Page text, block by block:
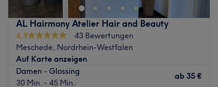
AL Hairmony Atelier Hair and Beauty
4,9
43 Bewertungen
Meschede, Nordrhein-Westfalen
Auf Karte anzeigen
Damen - Glossing
30 Min. - 45 Min.
ab 35 €